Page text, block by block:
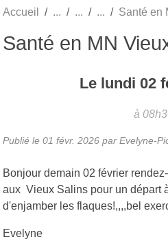
Accueil Santé en
Santé en MN
Le lundi 02
à
Publié le 01 févr. 2026 par Evelyne-
Bonjour demain 02 février
aux Vieux Salins pour un départ
d'enjamber les flaques!,,,,bel
Evelyne